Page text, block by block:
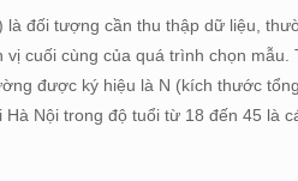
là đối tượng cần thu thập dữ liệu,
vị cuối cùng của quá trình chọn
được ký hiệu là N (kích thước
Nội trong độ tuổi từ 18 đến 45 là